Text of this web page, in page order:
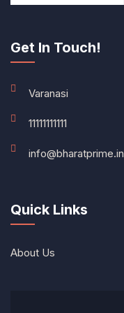
Get In Touch!
Varanasi
11111111111
info@bharatprime.in
Quick Links
About Us